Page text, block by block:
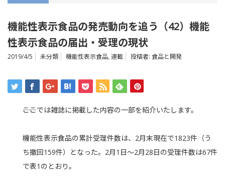
機能性表示食品の発売動向を追う（42）機能
性表示食品の届出・受理の現状
2019/4/5 未分類 機能性表示食品, 連載 投稿者: 食品と開発
――ここでは雑誌に掲載した内容の一部を紹介いたします。
機能性表示食品の累計受理件数は、2月末現在で1823件（う
ち撤回159件）となった。2月1日〜2月28日の受理件数は67件
で表1のとおり。